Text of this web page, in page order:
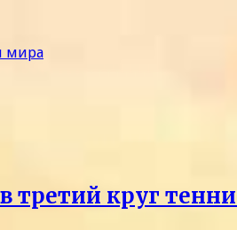
третий круг